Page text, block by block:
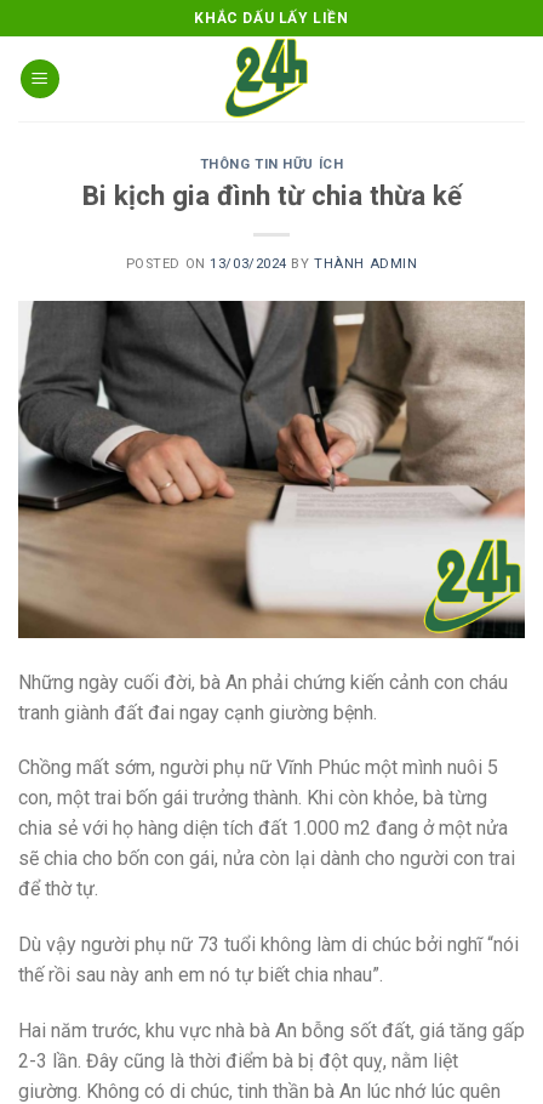
to
content
KHẮC DẤU LẤY LIỀN
THÔNG TIN HỮU ÍCH
Bi kịch gia đình từ chia thừa kế
POSTED ON13/03/2024 BYTHÀNH ADMIN
Những ngày cuối đời, bà An phải chứng kiến cảnh con cháu
tranh giành đất đai ngay cạnh giường bệnh.
Chồng mất sớm, người phụ nữ Vĩnh Phúc một mình nuôi 5
con, một trai bốn gái trưởng thành. Khi còn khỏe, bà từng
chia sẻ với họ hàng diện tích đất 1.000 m2 đang ở một nửa
sẽ chia cho bốn con gái, nửa còn lại dành cho người con trai
để thờ tự.
Dù vậy người phụ nữ 73 tuổi không làm di chúc bởi nghĩ “nói
thế rồi sau này anh em nó tự biết chia nhau”.
Hai năm trước, khu vực nhà bà An bỗng sốt đất, giá tăng gấp
2-3 lần. Đây cũng là thời điểm bà bị đột quỵ, nằm liệt
giường. Không có di chúc, tinh thần bà An lúc nhớ lúc quên